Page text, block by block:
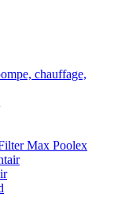
chauffage,
Max Poolex